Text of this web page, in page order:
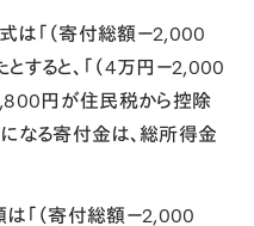
は「（寄付総額－2,000
すると、「（4万円－2,000
円が住民税から控除
なる寄付金は、総所得金
「（寄付総額－2,000